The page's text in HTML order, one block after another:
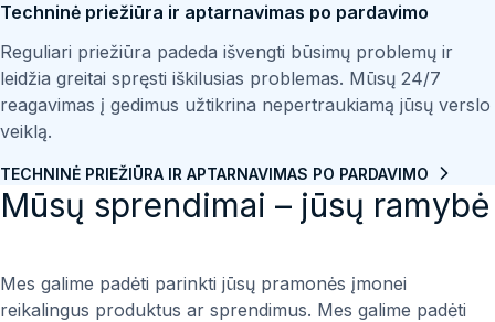
saugoti ir šildyti, naudojant garo energiją, kad būtų galima
mėgautis patikimais karšto vandens tiekimo sprendimais,
padidinančiais jūsų operacijų patogumą, efektyvumą ir
tvarumą. Juos paprastai sudaro karšto vandens
rezervuaras su viduje esančia pirminio kaitinimo spirale.
naudoti buitinio karšto vandens ruošimo sistemoje.
Techninė priežiūra ir aptarnavimas po pardavimo
Reguliari priežiūra padeda išvengti būsimų problemų ir
leidžia greitai spręsti iškilusias problemas. Mūsų 24/7
reagavimas į gedimus užtikrina nepertraukiamą jūsų verslo
veiklą.
TECHNINĖ PRIEŽIŪRA IR APTARNAVIMAS PO PARDAVIMO
Mūsų sprendimai – jūsų ramybė
Mes galime padėti parinkti jūsų pramonės įmonei
reikalingus produktus ar sprendimus. Mes galime padėti